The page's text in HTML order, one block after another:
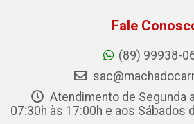
Fale
(89) 99938-
Atendimento de Segunda
07:30h às 17:00h e aos Sábados